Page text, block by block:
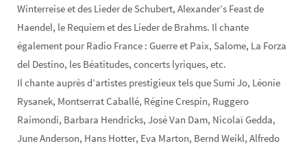
Winterreise et des Lieder de Schubert, Alexander’s Feast de
Haendel, le Requiem et des Lieder de Brahms. Il chante
également pour Radio France : Guerre et Paix, Salome, La Forza
del Destino, les Béatitudes, concerts lyriques, etc.
Il chante auprès d’artistes prestigieux tels que Sumi Jo, Léonie
Rysanek, Montserrat Caballé, Régine Crespin, Ruggero
Raimondi, Barbara Hendricks, José Van Dam, Nicolaï Gedda,
June Anderson, Hans Hotter, Eva Marton, Bernd Weikl, Alfredo